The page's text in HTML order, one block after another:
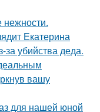
Екатерина
за убийства деда.
вашу
для нашей юной